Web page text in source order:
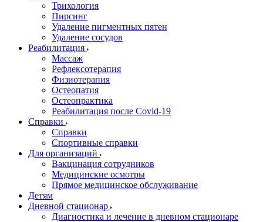
Трихология
Пирсинг
Удаление пигментных пятен
Удаление сосудов
Реабилитация
Массаж
Рефлексотерапия
Физиотерапия
Остеопатия
Остеопрактика
Реабилитация после Covid-19
Справки
Справки
Спортивные справки
Для организаций
Вакцинация сотрудников
Медицинские осмотры
Прямое медицинское обслуживание
Детям
Дневной стационар
Диагностика и лечение в дневном стационаре